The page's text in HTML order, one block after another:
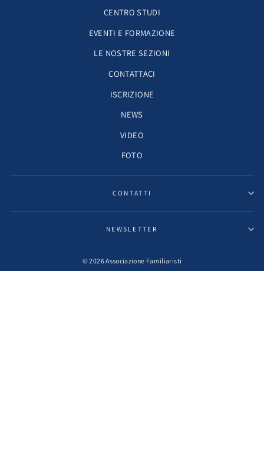
CENTRO STUDI
EVENTI E FORMAZIONE
LE NOSTRE SEZIONI
CONTATTACI
ISCRIZIONE
NEWS
VIDEO
FOTO
CONTATTI
NEWSLETTER
© 2026 Associazione Familiaristi